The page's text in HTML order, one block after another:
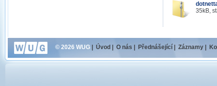
35kB,
© 2026 WUG Úvod O nás Přednášející Záznamy